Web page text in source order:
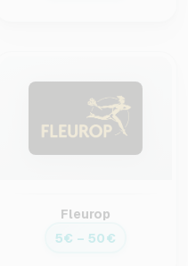
Fleurop
5€ – 50€